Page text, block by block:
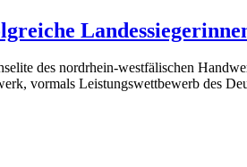
des nordrhein-westfälischen
vormals Leistungswettbewerb des